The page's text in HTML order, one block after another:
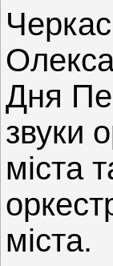
Дня
звуки
міста
міста.